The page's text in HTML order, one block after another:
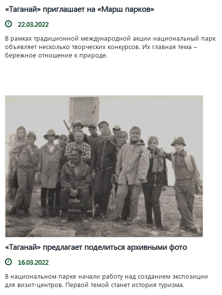
«Таганай» приглашает на «Марш парков»
22.03.2022
В рамках традиционной международной акции национальный парк
объявляет несколько творческих конкурсов. Их главная тема –
бережное отношение к природе.
«Таганай» предлагает поделиться архивными фото
16.03.2022
В национальном парке начали работу над созданием экспозиции
для визит-центров. Первой темой станет история туризма.